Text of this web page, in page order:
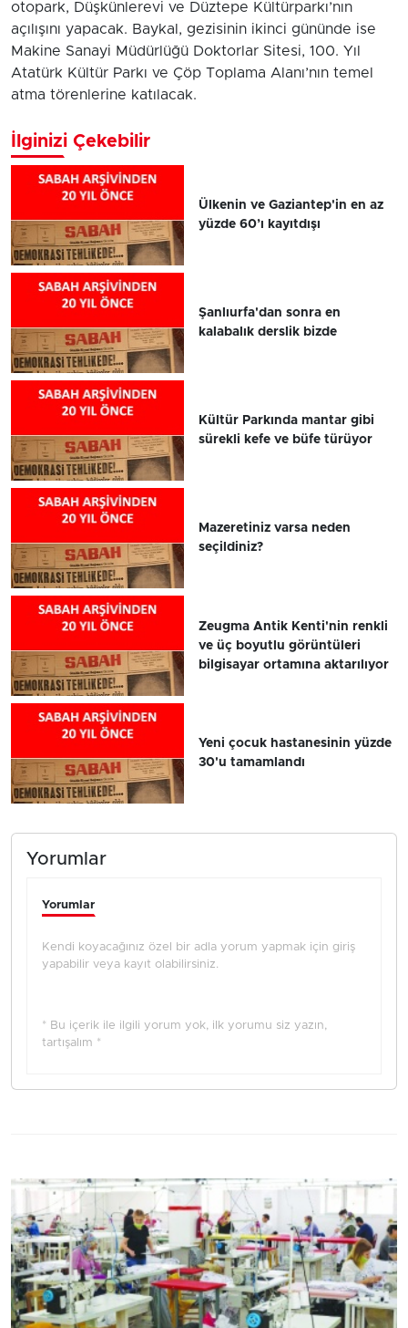
otopark, Düşkünlerevi ve Düztepe Kültürparkı’nın
açılışını yapacak. Baykal, gezisinin ikinci gününde ise
Makine Sanayi Müdürlüğü Doktorlar Sitesi, 100. Yıl
Atatürk Kültür Parkı ve Çöp Toplama Alanı’nın temel
atma törenlerine katılacak.
İlginizi Çekebilir
Ülkenin ve Gaziantep'in en az
yüzde 60’ı kayıtdışı
Şanlıurfa'dan sonra en
kalabalık derslik bizde
Kültür Parkında mantar gibi
sürekli kefe ve büfe türüyor
Mazeretiniz varsa neden
seçildiniz?
Zeugma Antik Kenti'nin renkli
ve üç boyutlu görüntüleri
bilgisayar ortamına aktarılıyor
Yeni çocuk hastanesinin yüzde
30'u tamamlandı
Yorumlar
Yorumlar
Kendi koyacağınız özel bir adla yorum yapmak için giriş
yapabilir veya kayıt olabilirsiniz.
* Bu içerik ile ilgili yorum yok, ilk yorumu siz yazın,
tartışalım *